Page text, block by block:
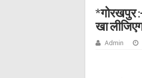
*गोरखपुर
खा
Admin